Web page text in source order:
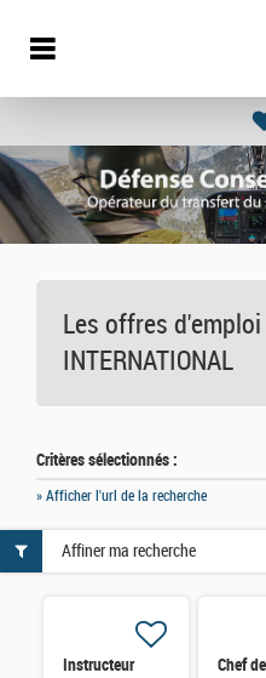
Les offres d'emploi
INTERNATIONAL
Critères sélectionnés :
» Afficher l'url de la recherche
Instructeur
Chef
Affiner ma recherche